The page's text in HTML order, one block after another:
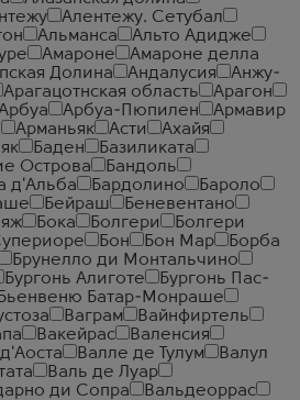
Алентежу. Сетубал
Альманса
Альто Адидже
Амароне
Амароне делла
Долина Андалусия
Анжу-
Арагацотнская область
Арагон
Арбуа-Пюпилен
Армавир
Арманьяк Асти
Ахайя
Баден
Базиликата
Острова
Бандоль
д'Альба Бардолино
Бароло
Бейраш
Беневентано
Бока Болгери
Болгери
Бон Бон Мар
Борба
Брунелло ди Монтальчино
Бургонь Алиготе
Бургонь Пас-
Бьенвеню Батар-Монраше
Ваграм
Вайнфиртель
Вакейрас
Валенсия
Валле де Тулум
Валул
Валь де Луар
ди Сопра
Вальдеоррас